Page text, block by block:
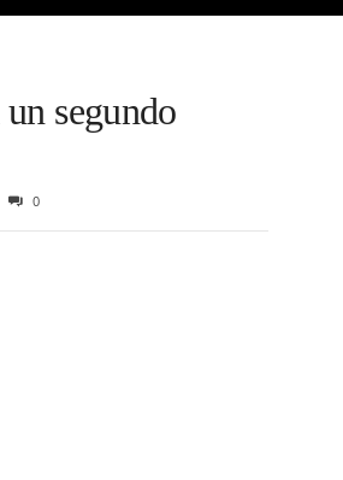
segundo
0